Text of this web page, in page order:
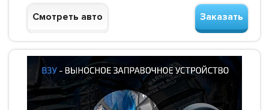
Смотреть авто Заказать